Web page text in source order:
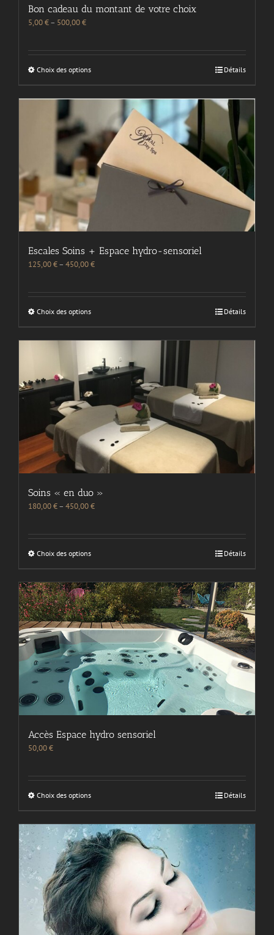
Bon cadeau du montant de votre choix
5,00€– 500,00€
Choix des options Détails
Escales Soins + Espace hydro-sensoriel
125,00€– 450,00€
Choix des options Détails
Soins « en duo »
180,00€– 450,00€
Choix des options Détails
Accès Espace hydro sensoriel
50,00€
Choix des options Détails